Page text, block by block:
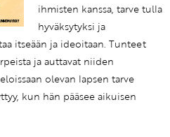
ihmisten kanssa, tarve tulla
hyväksytyksi ja
itseään ja ideoitaan. Tunteet
ja auttavat niiden
olevan lapsen tarve
kun hän pääsee aikuisen